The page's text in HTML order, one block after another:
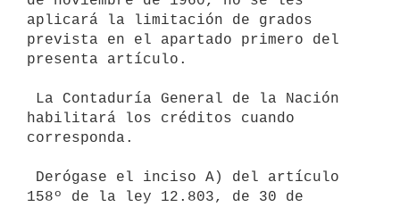
aplicará la limitación de grados
prevista en el apartado primero del
presenta artículo.
habilitará los créditos cuando
corresponda.
158º de la ley 12.803, de 30 de